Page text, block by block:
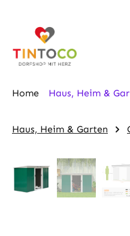
Home Haus, Heim &
Haus, Heim & Garten